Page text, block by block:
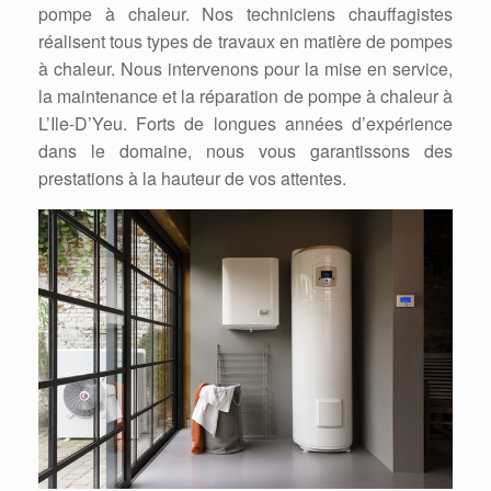
pompe à chaleur. Nos techniciens chauffagistes
réalisent tous types de travaux en matière de pompes
à chaleur. Nous intervenons pour la mise en service,
la maintenance et la réparation de pompe à chaleur à
L’Ile-D’Yeu. Forts de longues années d’expérience
dans le domaine, nous vous garantissons des
prestations à la hauteur de vos attentes.